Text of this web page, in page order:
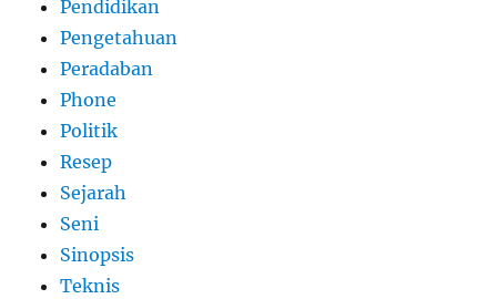
Pendidikan
Pengetahuan
Peradaban
Phone
Politik
Resep
Sejarah
Seni
Sinopsis
Teknis